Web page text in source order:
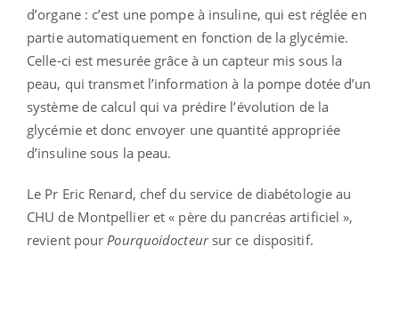
d’organe : c’est une pompe à insuline, qui est réglée en
partie automatiquement en fonction de la glycémie.
Celle-ci est mesurée grâce à un capteur mis sous la
peau, qui transmet l’information à la pompe dotée d’un
système de calcul qui va prédire l’évolution de la
glycémie et donc envoyer une quantité appropriée
d’insuline sous la peau.
Le Pr Eric Renard, chef du service de diabétologie au
CHU de Montpellier et « père du pancréas artificiel »,
revient pour Pourquoidocteursur ce dispositif.